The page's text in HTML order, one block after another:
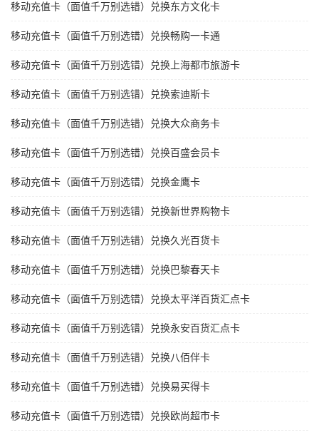
移动充值卡（面值千万别选错）兑换东方文化卡
移动充值卡（面值千万别选错）兑换畅购一卡通
移动充值卡（面值千万别选错）兑换上海都市旅游卡
移动充值卡（面值千万别选错）兑换索迪斯卡
移动充值卡（面值千万别选错）兑换大众商务卡
移动充值卡（面值千万别选错）兑换百盛会员卡
移动充值卡（面值千万别选错）兑换金鹰卡
移动充值卡（面值千万别选错）兑换新世界购物卡
移动充值卡（面值千万别选错）兑换久光百货卡
移动充值卡（面值千万别选错）兑换巴黎春天卡
移动充值卡（面值千万别选错）兑换太平洋百货汇点卡
移动充值卡（面值千万别选错）兑换永安百货汇点卡
移动充值卡（面值千万别选错）兑换八佰伴卡
移动充值卡（面值千万别选错）兑换易买得卡
移动充值卡（面值千万别选错）兑换欧尚超市卡